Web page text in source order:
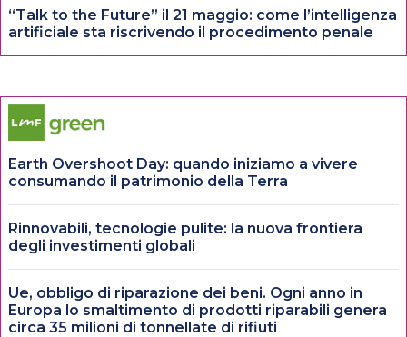
“Talk to the Future” il 21 maggio: come l’intelligenza
artificiale sta riscrivendo il procedimento penale
Earth Overshoot Day: quando iniziamo a vivere
consumando il patrimonio della Terra
Rinnovabili, tecnologie pulite: la nuova frontiera
degli investimenti globali
Ue, obbligo di riparazione dei beni. Ogni anno in
Europa lo smaltimento di prodotti riparabili genera
circa 35 milioni di tonnellate di rifiuti